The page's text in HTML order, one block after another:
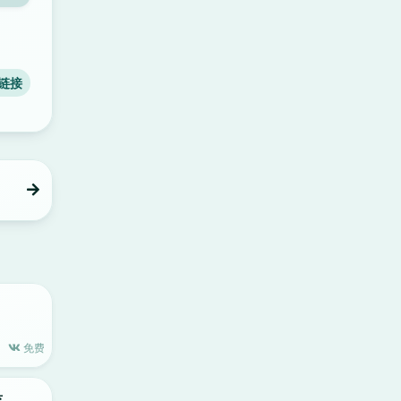
接
免费